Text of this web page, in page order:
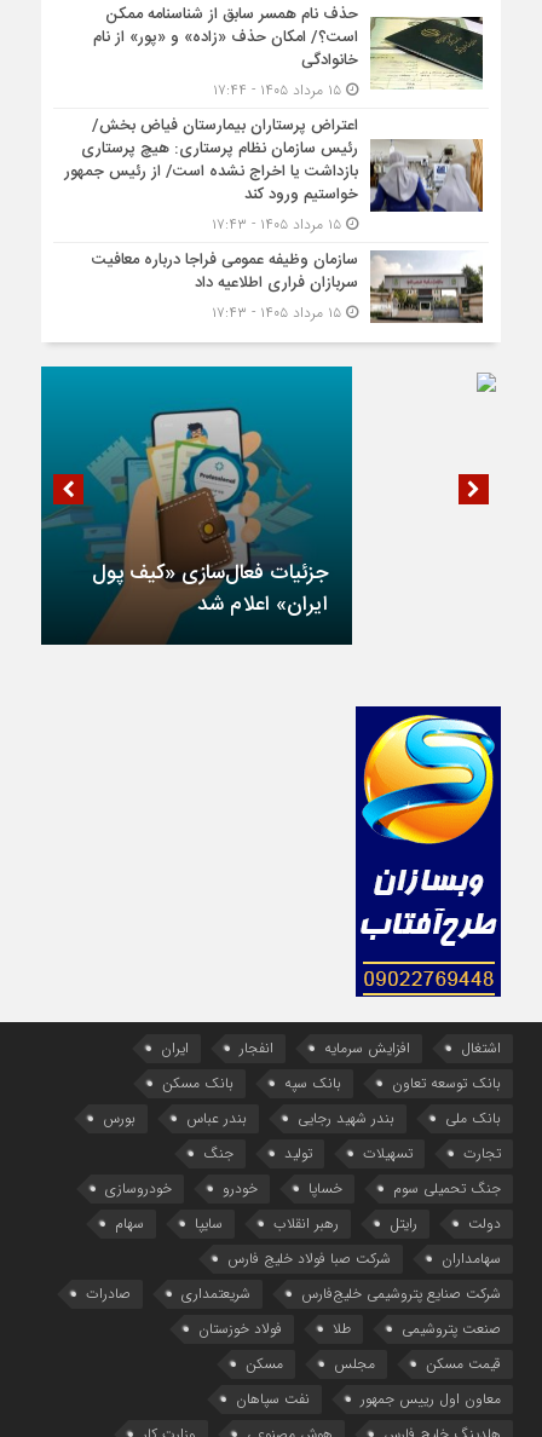
حذف نام همسر سابق از شناسنامه ممکن
است؟/ امکان حذف «زاده» و «پور» از نام
خانوادگی
۱۵ مرداد ۱۴۰۵ - ۱۷:۴۴
اعتراض پرستاران بیمارستان فیاض بخش/
رئیس سازمان نظام پرستاری: هیچ پرستاری
بازداشت یا اخراج نشده است/ از رئیس جمهور
خواستیم ورود کند
۱۵ مرداد ۱۴۰۵ - ۱۷:۴۳
سازمان وظیفه عمومی فراجا درباره معافیت
سربازان فراری اطلاعیه داد
۱۵ مرداد ۱۴۰۵ - ۱۷:۴۳
جزئیات فعال‌سازی «کیف پول
ایران» اعلام شد
اشتغال افزایش سرمایه انفجار
ایران
بانک توسعه تعاون
بانک سپه
بانک مسکن
بانک ملی
بندر شهید رجایی بندر عباس
بورس
تجارت
تسهیلات تولید
جنگ
جنگ تحمیلی سوم
خساپا خودرو
خودروسازی
دولت
رایتل رهبر انقلاب سایپا
سهام
سهامداران
شرکت صبا فولاد خلیج فارس
شرکت صنایع پتروشیمی خلیج‌فارس
شریعتمداری
صادرات
صنعت پتروشیمی
طلا
فولاد خوزستان
قیمت مسکن
مجلس
مسکن
معاون اول رییس جمهور
نفت سپاهان